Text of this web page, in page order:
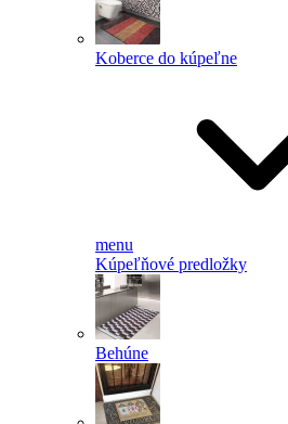
Koberce do kúpeľne
menu
Kúpeľňové predložky
Behúne